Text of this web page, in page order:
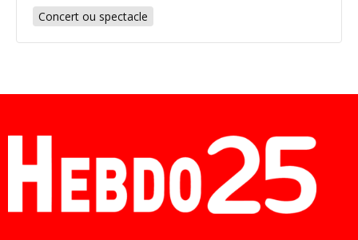
Concert ou spectacle